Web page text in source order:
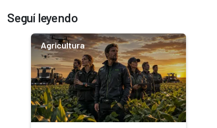
Seguí leyendo
Agricultura